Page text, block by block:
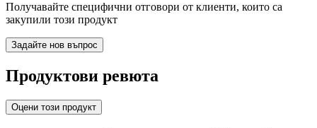
Получавайте специфични отговори от клиенти, които са
закупили този продукт
Задайте нов въпрос
Продуктови ревюта
Оцени този продукт